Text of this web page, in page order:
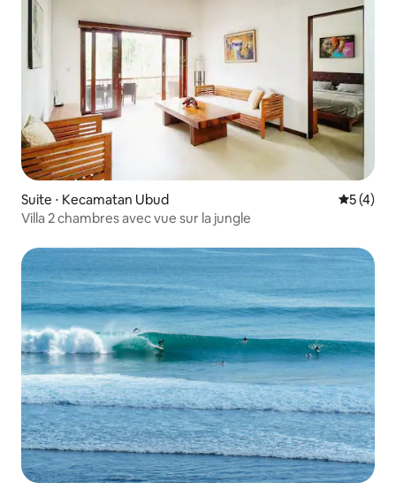
Suite ⋅ Kecamatan Ubud
5 (4)
Villa 2 chambres avec vue sur la jungle